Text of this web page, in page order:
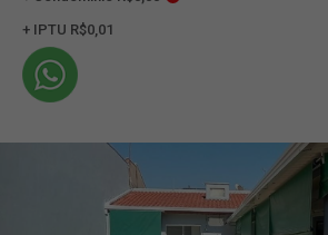
+ IPTU R$0,01